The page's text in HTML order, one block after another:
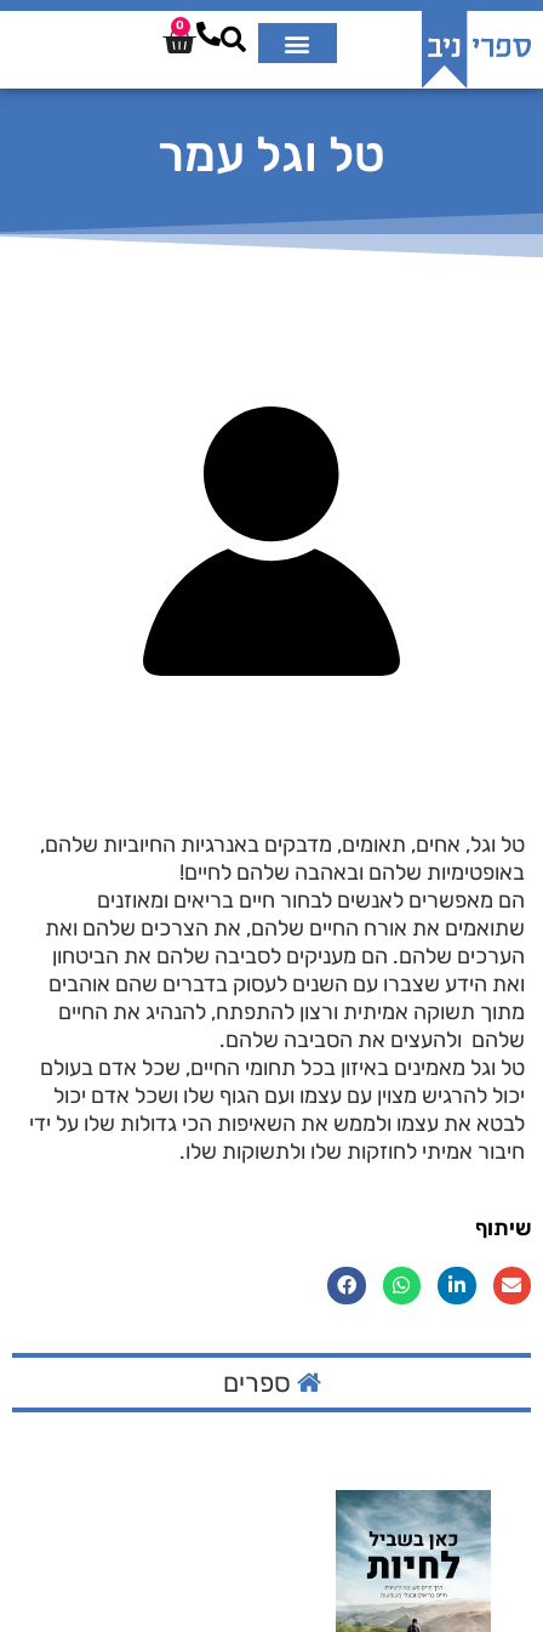
0
טל וגל עמר
טל וגל, אחים, תאומים, מדבקים באנרגיות החיוביות שלהם,
באופטימיות שלהם ובאהבה שלהם לחיים!
הם מאפשרים לאנשים לבחור חיים בריאים ומאוזנים
שתואמים את אורח החיים שלהם, את הצרכים שלהם ואת
הערכים שלהם. הם מעניקים לסביבה שלהם את הביטחון
ואת הידע שצברו עם השנים לעסוק בדברים שהם אוהבים
מתוך תשוקה אמיתית ורצון להתפתח, להנהיג את החיים
שלהם ולהעצים את הסביבה שלהם.
טל וגל מאמינים באיזון בכל תחומי החיים, שכל אדם בעולם
יכול להרגיש מצוין עם עצמו ועם הגוף שלו ושכל אדם יכול
לבטא את עצמו ולממש את השאיפות הכי גדולות שלו על ידי
חיבור אמיתי לחוזקות שלו ולתשוקות שלו.
שיתוף
ספרים